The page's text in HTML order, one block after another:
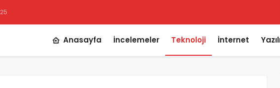
Anasayfa İncelemeler Teknoloji İnternet